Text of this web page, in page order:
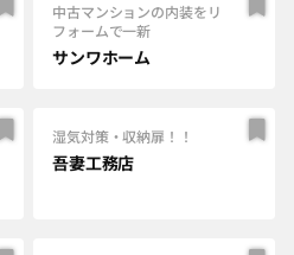
中古マンションの内装をリ
フォームで一新
サンワホーム
湿気対策・収納扉！！
吾妻工務店